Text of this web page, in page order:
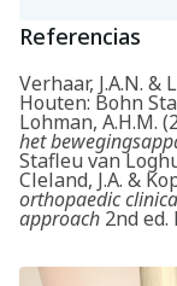
Referencias
Verhaar, J.A.N. &
Houten: Bohn
Lohman, A.H.M.
het
Stafleu van
Cleland, J.A. &
orthopaedic
approach 2nd